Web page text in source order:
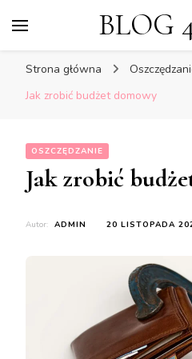
BLOG
Strona główna
Jak zrobić budżet domowy
OSZCZĘDZANIE
Jak zrobić
Autor: ADMIN 20 LISTOPADA